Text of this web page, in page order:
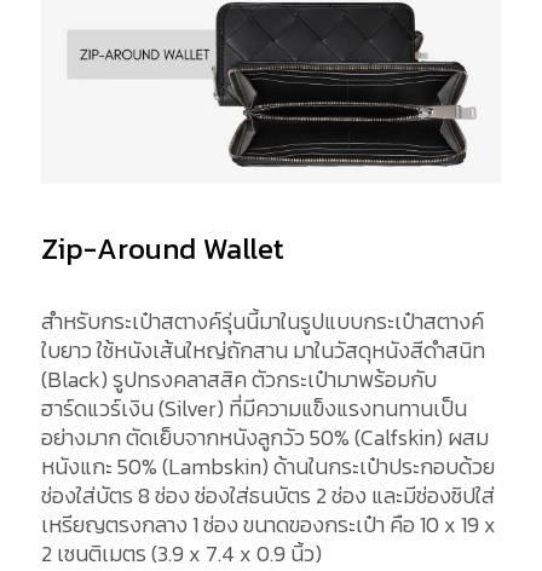
Zip-Around Wallet
สำหรับกระเป๋าสตางค์รุ่นนี้มาในรูปแบบกระเป๋าสตางค์
ใบยาว ใช้หนังเส้นใหญ่ถักสาน มาในวัสดุหนังสีดำสนิท
(Black) รูปทรงคลาสสิค ตัวกระเป๋ามาพร้อมกับ
ฮาร์ดแวร์เงิน (Silver) ที่มีความแข็งแรงทนทานเป็น
อย่างมาก ตัดเย็บจากหนังลูกวัว 50% (Calfskin) ผสม
หนังแกะ 50% (Lambskin) ด้านในกระเป๋าประกอบด้วย
ช่องใส่บัตร 8 ช่อง ช่องใส่ธนบัตร 2 ช่อง และมีช่องซิปใส่
เหรียญตรงกลาง 1 ช่อง ขนาดของกระเป๋า คือ 10 x 19 x
2 เซนติเมตร (3.9 x 7.4 x 0.9 นิ้ว)